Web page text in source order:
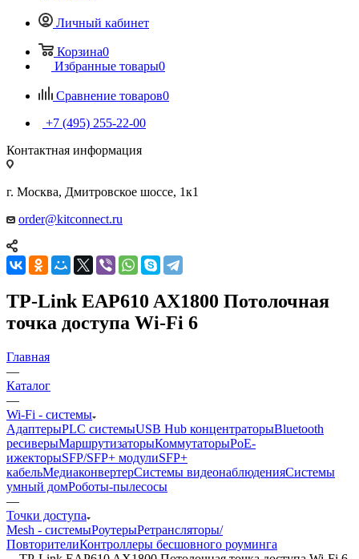
Личный кабинет
Корзина0
Избранные товары0
Сравнение товаров0
+7 (495) 255-22-00
Контактная информация
г. Москва, Дмитровское шоссе, 1к1
order@kitconnect.ru
TP-Link EAP610 AX1800 Потолочная
точка доступа Wi-Fi 6
Главная
—
Каталог
—
Wi-Fi - системы
АдаптерыPLC системыUSB Hub концентраторыBluetooth
ресиверыМаршрутизаторыКоммутаторыPoE-
ижекторыSFP/SFP+ модулиSFP+
кабельМедиаконвертерСистемы видеонаблюденияСистемы
умный домРоботы-пылесосы
—
Точки доступа
Mesh - системыРоутерыРетрансляторы/
ПовторителиКонтроллеры бесшовного роуминга